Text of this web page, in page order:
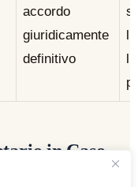
accordo
giuridicamente
definitivo
in Caso